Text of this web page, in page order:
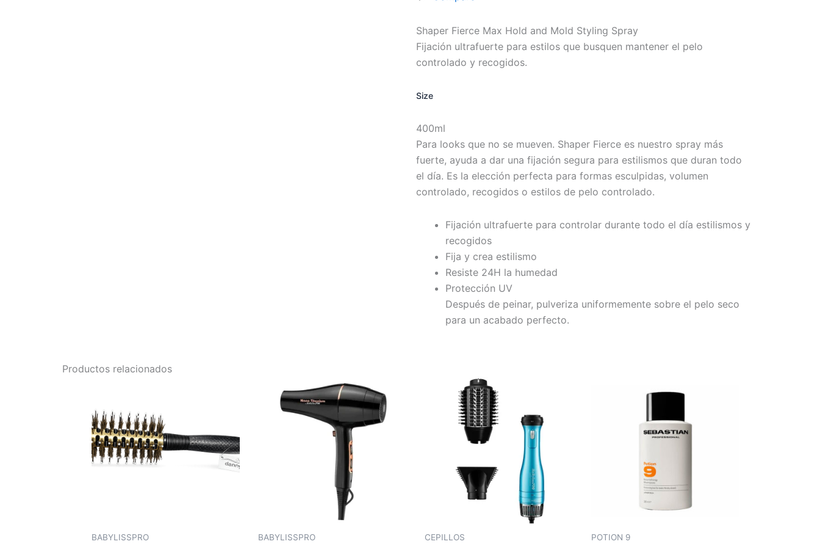
Shaper Fierce Max Hold and Mold Styling Spray
Fijación ultrafuerte para estilos que busquen mantener el pelo
controlado y recogidos.
Size
400ml
Para looks que no se mueven. Shaper Fierce es nuestro spray más
fuerte, ayuda a dar una fijación segura para estilismos que duran todo
el día. Es la elección perfecta para formas esculpidas, volumen
controlado, recogidos o estilos de pelo controlado.
Fijación ultrafuerte para controlar durante todo el día estilismos y
recogidos
Fija y crea estilismo
Resiste 24H la humedad
Protección UV
Después de peinar, pulveriza uniformemente sobre el pelo seco
para un acabado perfecto.
Productos relacionados
BABYLISSPRO BABYLISSPRO CEPILLOS POTION 9